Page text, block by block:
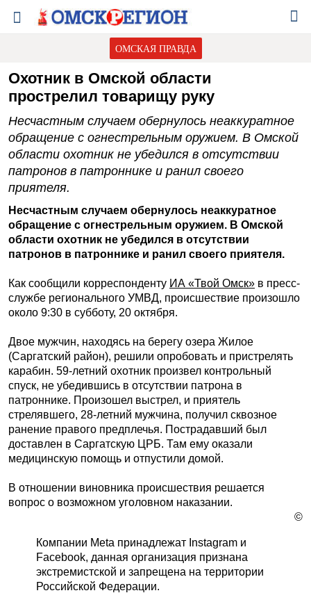
ОМСКАЯ ПРАВДА
Охотник в Омской области
прострелил товарищу руку
Несчастным случаем обернулось неаккуратное
обращение с огнестрельным оружием. В Омской
области охотник не убедился в отсутствии
патронов в патроннике и ранил своего
приятеля.
Несчастным случаем обернулось неаккуратное
обращение с огнестрельным оружием. В Омской
области охотник не убедился в отсутствии
патронов в патроннике и ранил своего приятеля.
Как сообщили корреспонденту ИА «Твой Омск» в пресс-
службе регионального УМВД, происшествие произошло
около 9:30 в субботу, 20 октября.
Двое мужчин, находясь на берегу озера Жилое
(Саргатский район), решили опробовать и пристрелять
карабин. 59-летний охотник произвел контрольный
спуск, не убедившись в отсутствии патрона в
патроннике. Произошел выстрел, и приятель
стрелявшего, 28-летний мужчина, получил сквозное
ранение правого предплечья. Пострадавший был
доставлен в Саргатскую ЦРБ. Там ему оказали
медицинскую помощь и отпустили домой.
В отношении виновника происшествия решается
вопрос о возможном уголовном наказании.
©
Компании Meta принадлежат Instagram и
Facebook, данная организация признана
экстремистской и запрещена на территории
Российской Федерации.